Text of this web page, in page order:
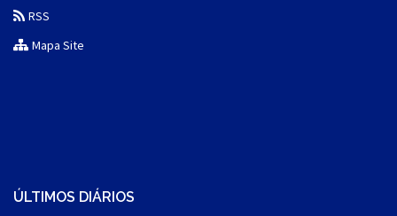
RSS
Mapa Site
ÚLTIMOS DIÁRIOS